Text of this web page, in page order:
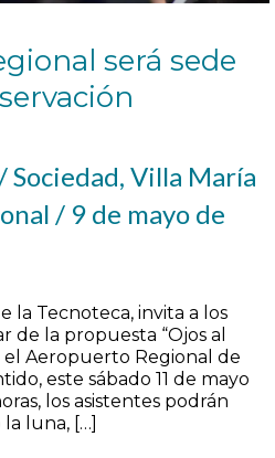
será sede
/Sociedad,Villa María
/ 9 de mayo de
la Tecnoteca, invita a los
de la propuesta “Ojos al
Aeropuerto Regional de
este sábado 11 de mayo
los asistentes podrán
luna, […]